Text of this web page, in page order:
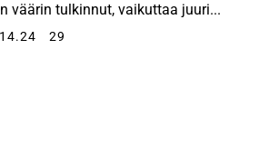
väärin tulkinnut, vaikuttaa juuri...
29